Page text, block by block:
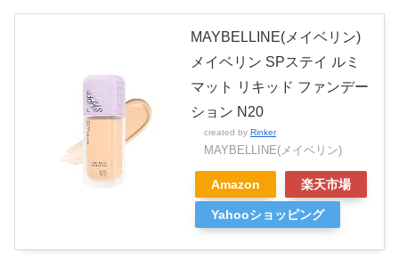
MAYBELLINE(メイベリン)
メイベリン SPステイ ルミ
マット リキッド ファンデー
ション N20
created by Rinker
MAYBELLINE(メイベリン)
Amazon 楽天市場
Yahooショッピング